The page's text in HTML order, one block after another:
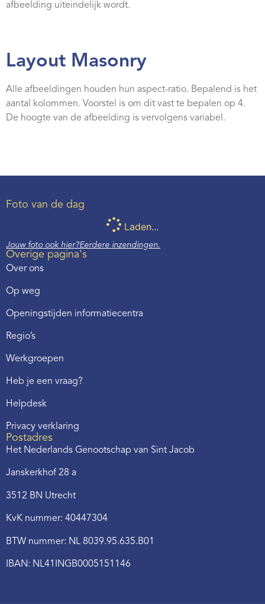
afbeelding uiteindelijk wordt.
Layout Masonry
Alle afbeeldingen houden hun aspect-ratio. Bepalend is het
aantal kolommen. Voorstel is om dit vast te bepalen op 4.
De hoogte van de afbeelding is vervolgens variabel.
Foto van de dag
Laden...
Jouw foto ook hier?Eerdere inzendingen.
Overige pagina's
Over ons
Op weg
Openingstijden informatiecentra
Regio’s
Werkgroepen
Heb je een vraag?
Helpdesk
Privacy verklaring
Postadres
Het Nederlands Genootschap van Sint Jacob
Janskerkhof 28 a
3512 BN Utrecht
KvK nummer: 40447304
BTW nummer: NL 8039.95.635.B01
IBAN: NL41INGB0005151146